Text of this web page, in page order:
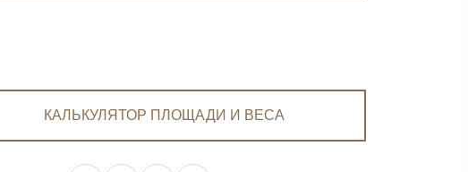
КАЛЬКУЛЯТОР ПЛОЩАДИ И ВЕСА